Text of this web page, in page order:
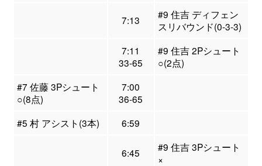
7:13
#9 住吉 ディフェン
スリバウンド(0-3-3)
7:11
33-65
#9 住吉 2Pシュート
○(2点)
#7 佐藤 3Pシュート
○(8点)
7:00
36-65
#5 村 アシスト(3本)
6:59
6:45
#9 住吉 3Pシュート
×